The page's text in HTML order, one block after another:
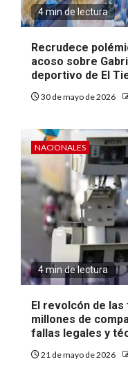
4 min de lectura
Recrudece
acoso sobre
deportivo de El
30 de mayo de 2026
NACIONALES
4 min de lectura
El revolcón de
millones de
fallas legales y
21 de mayo de 2026